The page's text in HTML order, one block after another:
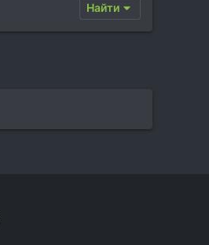
Найти